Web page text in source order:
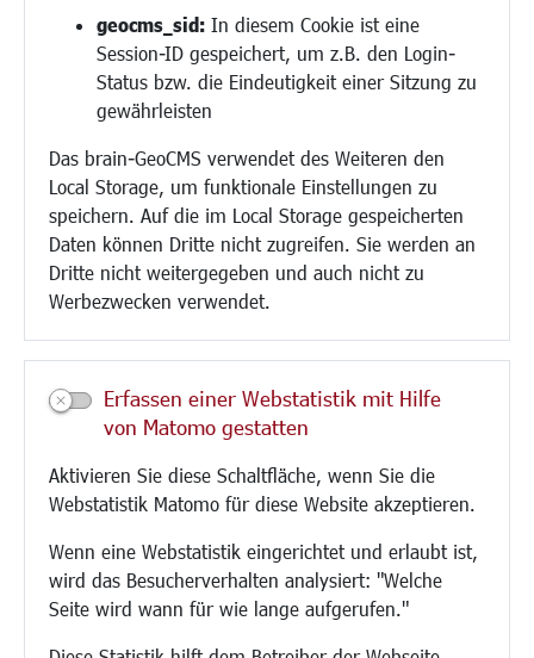
geocms_sid: In diesem Cookie ist eine
Session-ID gespeichert, um z.B. den Login-
Status bzw. die Eindeutigkeit einer Sitzung zu
gewährleisten
Das brain-GeoCMS verwendet des Weiteren den
Local Storage, um funktionale Einstellungen zu
speichern. Auf die im Local Storage gespeicherten
Daten können Dritte nicht zugreifen. Sie werden an
Dritte nicht weitergegeben und auch nicht zu
Werbezwecken verwendet.
Erfassen einer Webstatistik mit Hilfe
von Matomo gestatten
Aktivieren Sie diese Schaltfläche, wenn Sie die
Webstatistik Matomo für diese Website akzeptieren.
Wenn eine Webstatistik eingerichtet und erlaubt ist,
wird das Besucherverhalten analysiert: "Welche
Seite wird wann für wie lange aufgerufen."
Bauen/Umwelt/Mobilität
Bebauungsplanung
Verkehr/Mobilität
Glasfaserausbau
Aktuelle Baustellen
Paddelteich
CINDY S
Kultur/Freizeit/Tourismus
Veranstaltungen
Neue Stadthalle Langen
Bäder
Musikschule
Stadtbücherei
Stadtarchiv
Museen
Hotels/Unterkünfte